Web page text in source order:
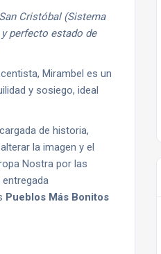
Cristóbal (Sistema
perfecto estado de
Mirambel es un
y sosiego, ideal
de historia,
la imagen y el
Nostra por las
Pueblos Más Bonitos